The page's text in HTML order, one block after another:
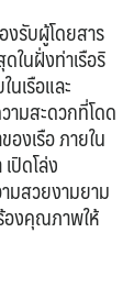
งรับผู้โดยสาร
ในฝั่งท่าเรือริ
เรือและ
มสะดวกที่โดด
งเรือ ภายใน
ปิดโล่ง
มสวยงามยาม
งคุณภาพให้